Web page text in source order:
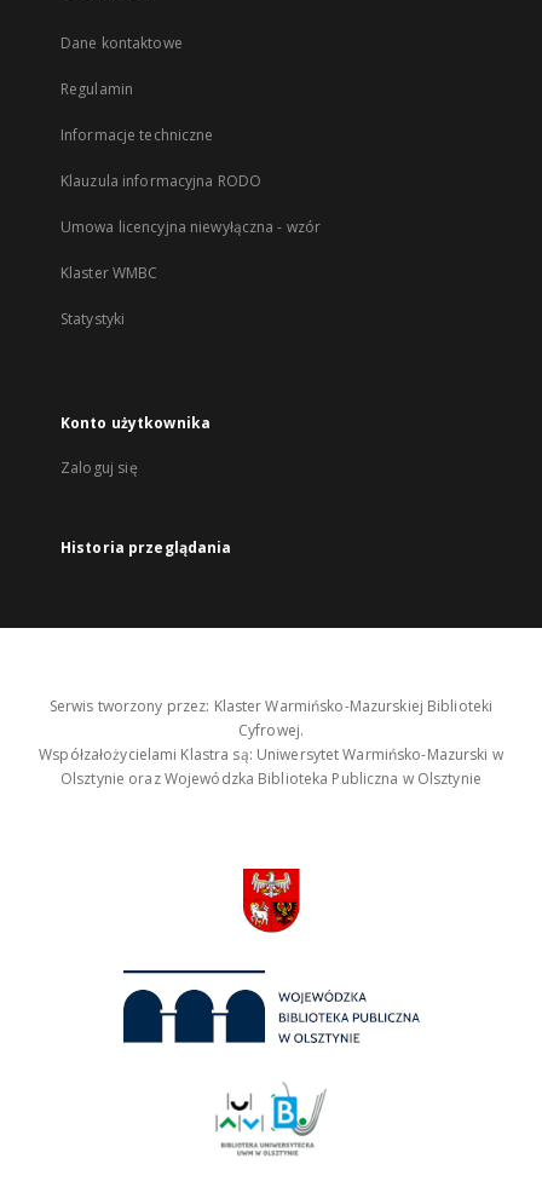
Dane kontaktowe
Regulamin
Informacje techniczne
Klauzula informacyjna RODO
Umowa licencyjna niewyłączna - wzór
Klaster WMBC
Statystyki
Konto użytkownika
Zaloguj się
Historia przeglądania
Serwis tworzony przez: Klaster Warmińsko-Mazurskiej Biblioteki
Cyfrowej.
Współzałożycielami Klastra są: Uniwersytet Warmińsko-Mazurski w
Olsztynie oraz Wojewódzka Biblioteka Publiczna w Olsztynie